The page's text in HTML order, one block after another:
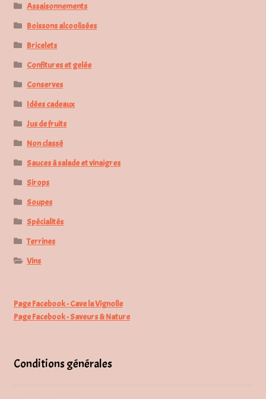
Assaisonnements
Boissons alcoolisées
Bricelets
Confitures et gelée
Conserves
Idées cadeaux
Jus de fruits
Non classé
Sauces à salade et vinaigres
Sirops
Soupes
Spécialités
Terrines
Vins
Page Facebook - Cave la Vignolle
Page Facebook - Saveurs & Nature
Conditions générales